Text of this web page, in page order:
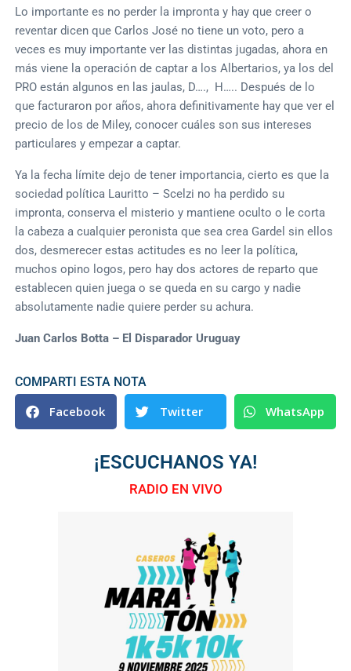
Lo importante es no perder la impronta y hay que creer o
reventar dicen que Carlos José no tiene un voto, pero a
veces es muy importante ver las distintas jugadas, ahora en
más viene la operación de captar a los Albertarios, ya los del
PRO están algunos en las jaulas, D…., H….. Después de lo
que facturaron por años, ahora definitivamente hay que ver el
precio de los de Miley, conocer cuáles son sus intereses
particulares y empezar a captar.
Ya la fecha límite dejo de tener importancia, cierto es que la
sociedad política Lauritto – Scelzi no ha perdido su
impronta, conserva el misterio y mantiene oculto o le corta
la cabeza a cualquier peronista que sea crea Gardel sin ellos
dos, desmerecer estas actitudes es no leer la política,
muchos opino logos, pero hay dos actores de reparto que
establecen quien juega o se queda en su cargo y nadie
absolutamente nadie quiere perder su achura.
Juan Carlos Botta – El Disparador Uruguay
COMPARTI ESTA NOTA
Facebook Twitter WhatsApp
¡ESCUCHANOS YA!
RADIO EN VIVO